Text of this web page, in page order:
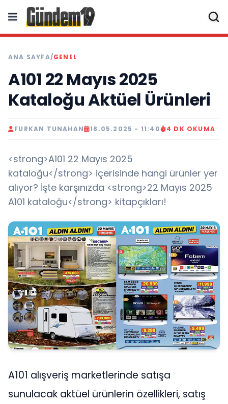
ANA SAYFA/GENEL
A101 22 Mayıs 2025
Kataloğu Aktüel Ürünleri
FURKAN TUNAHAN 18.05.2025 - 11:40 4 DK OKUMA
<strong>A101 22 Mayıs 2025
kataloğu</strong> içerisinde hangi ürünler yer
alıyor? İşte karşınızda <strong>22 Mayıs 2025
A101 kataloğu</strong> kitapçıkları!
A101 alışveriş marketlerinde satışa
sunulacak aktüel ürünlerin özellikleri, satış